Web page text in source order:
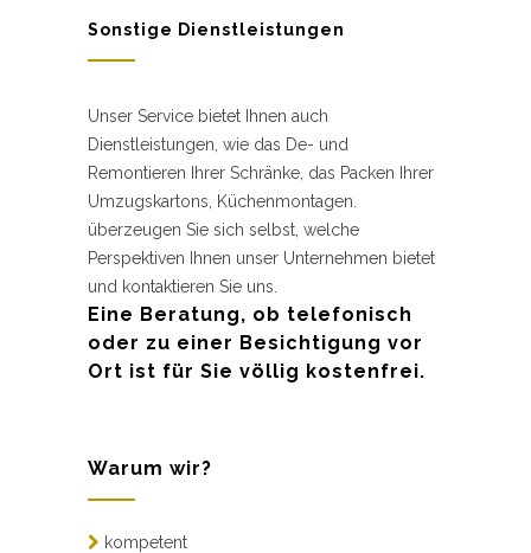
Sonstige Dienstleistungen
Unser Service bietet Ihnen auch
Dienstleistungen, wie das De- und
Remontieren Ihrer Schränke, das Packen Ihrer
Umzugskartons, Küchenmontagen.
überzeugen Sie sich selbst, welche
Perspektiven Ihnen unser Unternehmen bietet
und kontaktieren Sie uns.
Eine Beratung, ob telefonisch
oder zu einer Besichtigung vor
Ort ist für Sie völlig kostenfrei.
Warum wir?
kompetent